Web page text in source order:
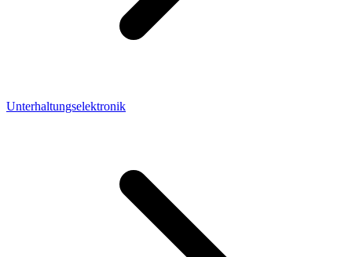
Unterhaltungselektronik